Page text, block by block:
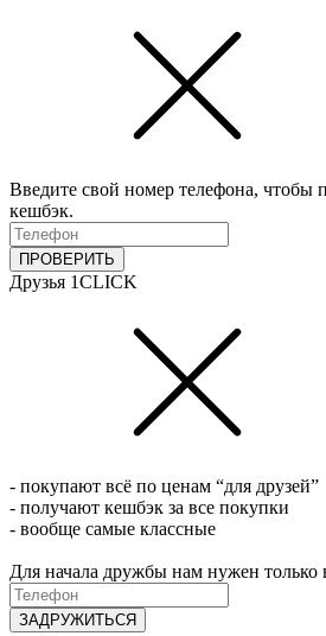
Введите свой номер телефона, чтобы
кешбэк.
ПРОВЕРИТЬ
Друзья 1CLICK
- покупают всё по ценам “для друзей”
- получают кешбэк за все покупки
- вообще самые классные
Для начала дружбы нам нужен
ЗАДРУЖИТЬСЯ